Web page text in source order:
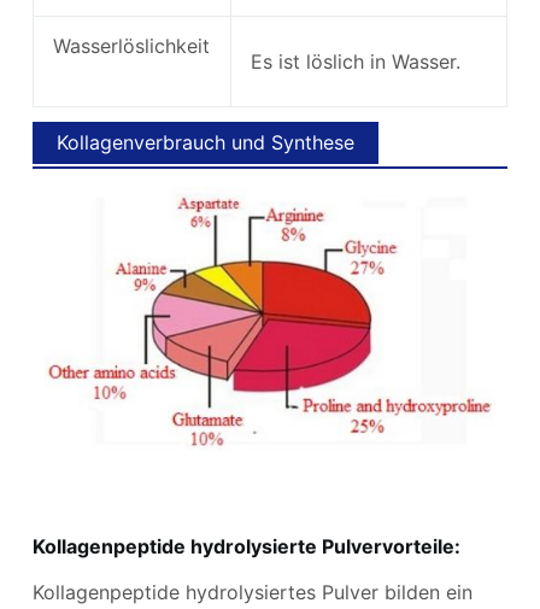
Wasserlöslichkeit
Es ist löslich in Wasser.
Kollagenverbrauch und Synthese
Kollagenpeptide hydrolysierte Pulvervorteile:
Kollagenpeptide hydrolysiertes Pulver bilden ein